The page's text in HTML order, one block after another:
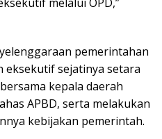
pemerintahan
eksekutif sejatinya setara
kepala daerah
APBD, serta melakukan
kebijakan pemerintah.